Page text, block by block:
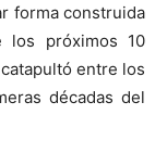
forma construida
los próximos 10
entre los
décadas del